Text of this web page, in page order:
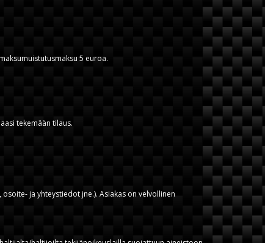
5 euroa.
tekemään tilaus.
ja yhteystiedot jne.). Asiakas on velvollinen